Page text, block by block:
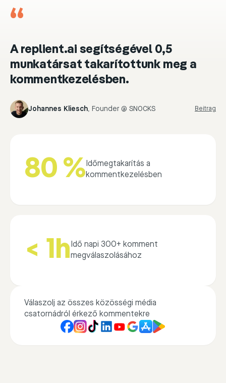
“
A replient.ai segítségével 0,5
munkatársat takarítottunk meg a
kommentkezelésben.
Johannes Kliesch, Founder @ SNOCKS Beitrag
80 %Időmegtakarítás a
kommentkezelésben
< 1hIdő napi 300+ komment
megválaszolásához
Válaszolj az összes közösségi média
csatornádról érkező kommentekre